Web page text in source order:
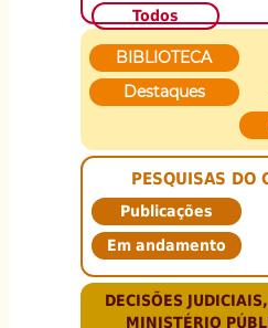
Todos
BIBLIOTECA
Destaques
PESQUISAS DO
Publicações
Em andamento
DECISÕES
MINISTÉRIO